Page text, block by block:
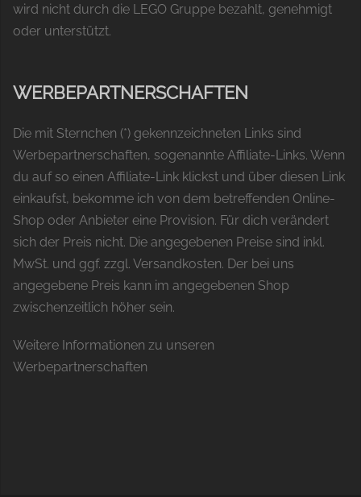
wird nicht durch die LEGO Gruppe bezahlt, genehmigt
oder unterstützt.
WERBEPARTNERSCHAFTEN
Die mit Sternchen (*) gekennzeichneten Links sind
Werbepartnerschaften, sogenannte Affiliate-Links. Wenn
du auf so einen Affiliate-Link klickst und über diesen Link
einkaufst, bekomme ich von dem betreffenden Online-
Shop oder Anbieter eine Provision. Für dich verändert
sich der Preis nicht. Die angegebenen Preise sind inkl.
MwSt. und ggf. zzgl. Versandkosten. Der bei uns
angegebene Preis kann im angegebenen Shop
zwischenzeitlich höher sein.
Weitere Informationen zu unseren
Werbepartnerschaften